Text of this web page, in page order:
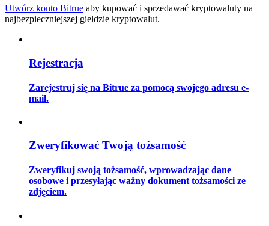
Przewodnik
Utwórz konto Bitrue aby kupować i sprzedawać kryptowaluty na
najbezpieczniejszej giełdzie kryptowalut.
Rejestracja
Zarejestruj się na Bitrue za pomocą swojego adresu e-
mail.
Zweryfikować Twoją tożsamość
Zweryfikuj swoją tożsamość, wprowadzając dane
osobowe i przesyłając ważny dokument tożsamości ze
zdjęciem.